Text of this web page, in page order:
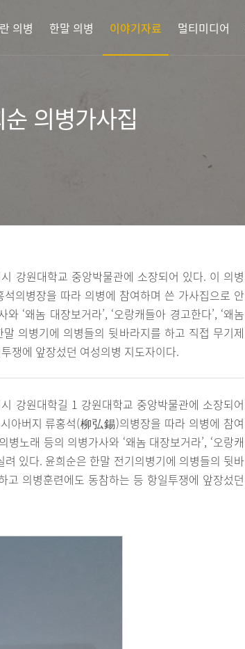
의병 한말 의병 이야기자료 멀티미디어
의병가사집
강원대학교 중앙박물관에 소장되어 있다. 이 의병
의병장을 따라 의병에 참여하며 쓴 가사집으로 안
‘왜놈 대장보거라’, ‘오랑캐들아 경고한다’, ‘왜놈
의병기에 의병들의 뒷바라지를 하고 직접 무기제
쟁에 앞장섰던 여성의병 지도자이다.
강원대학길 1 강원대학교 중앙박물관에 소장되어
아버지 류홍석(柳弘錫)의병장을 따라 의병에 참여
노래 등의 의병가사와 ‘왜놈 대장보거라’, ‘오랑캐
려 있다. 윤희순은 한말 전기의병기에 의병들의 뒷바
의병훈련에도 동참하는 등 항일투쟁에 앞장섰던